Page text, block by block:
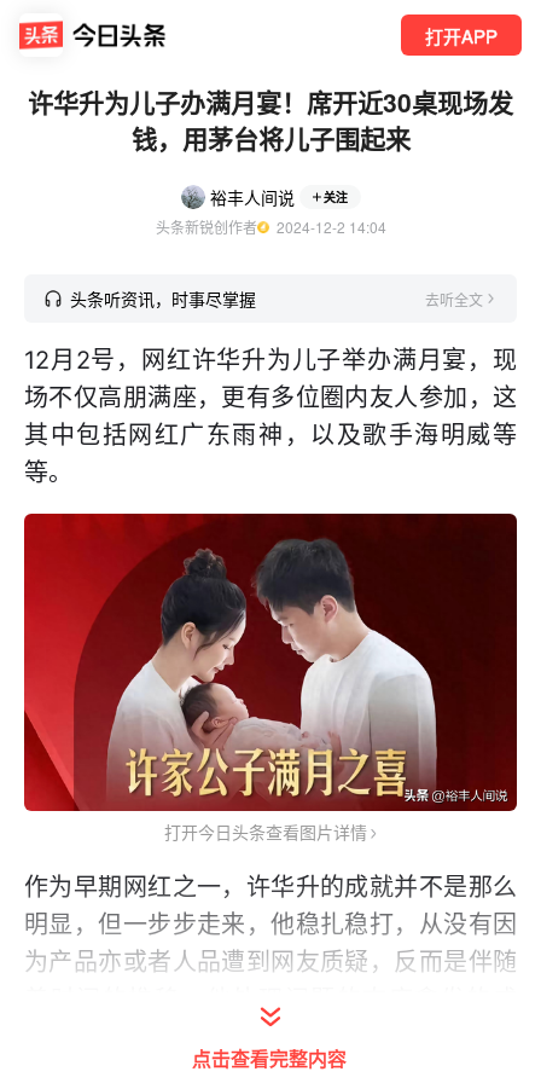
打开APP
许华升为儿子办满月宴！席开近30桌现场发
钱，用茅台将儿子围起来
裕丰人间说 关注
头条新锐创作者
  2024-12-2 14:04
头条听资讯，时事尽掌握 去听全文
12月2号，网红许华升为儿子举办满月宴，现
场不仅高朋满座，更有多位圈内友人参加，这
其中包括网红广东雨神，以及歌手海明威等
等。
打开今日头条查看图片详情
作为早期网红之一，许华升的成就并不是那么
明显，但一步步走来，他稳扎稳打，从没有因
为产品亦或者人品遭到网友质疑，反而是伴随
着时间的推移，他处理问题的态度愈发的成
点击查看完整内容